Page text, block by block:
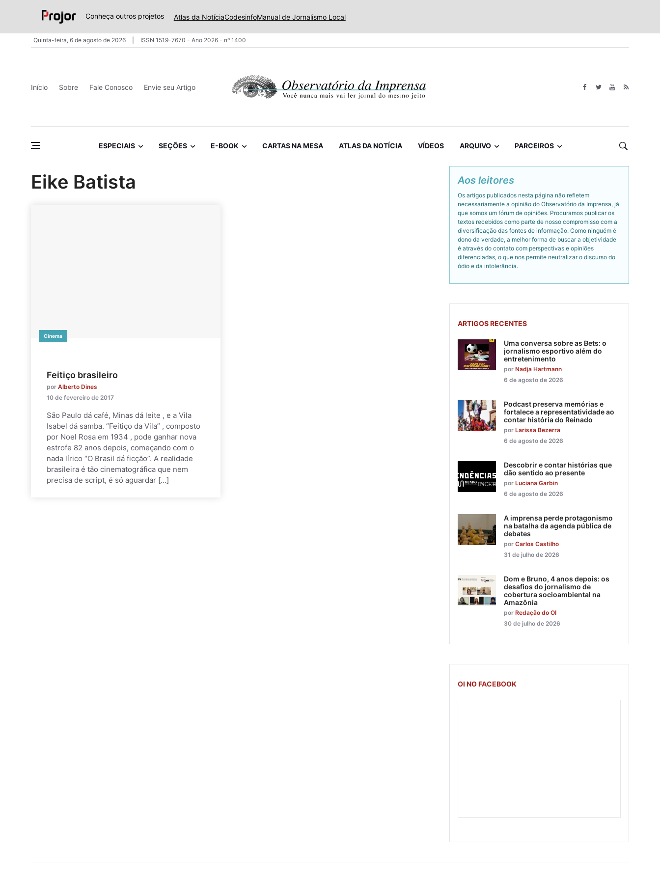
Conheça outros projetos Atlas da NotíciaCodesinfoManual de Jornalismo Local
Quinta-feira, 6 de agosto de 2026 ISSN 1519-7670 - Ano 2026 - nº 1400
Início Sobre Fale Conosco Envie seu Artigo
ESPECIAIS SEÇÕES E-BOOK CARTAS NA MESA ATLAS DA NOTÍCIA VÍDEOS ARQUIVO PARCEIROS
Eike Batista
Cinema
Feitiço brasileiro
por Alberto Dines
10 de fevereiro de 2017
São Paulo dá café, Minas dá leite , e a Vila
Isabel dá samba. “Feitiço da Vila” , composto
por Noel Rosa em 1934 , pode ganhar nova
estrofe 82 anos depois, começando com o
nada lírico “O Brasil dá ficção”. A realidade
brasileira é tão cinematográfica que nem
precisa de script, é só aguardar […]
Aos leitores
Os artigos publicados nesta página não refletem
necessariamente a opinião do Observatório da Imprensa, já
que somos um fórum de opiniões. Procuramos publicar os
textos recebidos como parte de nosso compromisso com a
diversificação das fontes de informação. Como ninguém é
dono da verdade, a melhor forma de buscar a objetividade
é através do contato com perspectivas e opiniões
diferenciadas, o que nos permite neutralizar o discurso do
ódio e da intolerância.
ARTIGOS RECENTES
Uma conversa sobre as Bets: o
jornalismo esportivo além do
entretenimento
por Nadja Hartmann
6 de agosto de 2026
Podcast preserva memórias e
fortalece a representatividade ao
contar história do Reinado
por Larissa Bezerra
6 de agosto de 2026
Descobrir e contar histórias que
dão sentido ao presente
por Luciana Garbin
6 de agosto de 2026
A imprensa perde protagonismo
na batalha da agenda pública de
debates
por Carlos Castilho
31 de julho de 2026
Dom e Bruno, 4 anos depois: os
desafios do jornalismo de
cobertura socioambiental na
Amazônia
por Redação do OI
30 de julho de 2026
OI NO FACEBOOK